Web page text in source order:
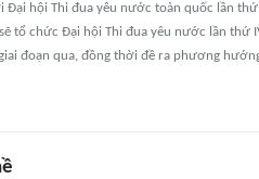
hội Thi đua yêu nước toàn quốc lần thứ
tổ chức Đại hội Thi đua yêu nước lần thứ
đoạn qua, đồng thời đề ra phương